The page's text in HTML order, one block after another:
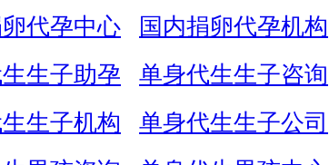
代孕中心
国内捐卵代孕机构
生子助孕
单身代生生子咨询
生子机构
单身代生生子公司